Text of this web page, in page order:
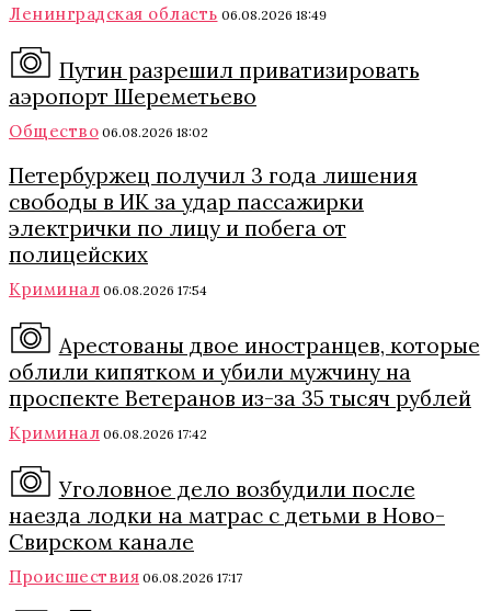
Ленинградская область 06.08.2026 18:49
Путин разрешил приватизировать
аэропорт Шереметьево
Общество 06.08.2026 18:02
Петербуржец получил 3 года лишения
свободы в ИК за удар пассажирки
электрички по лицу и побега от
полицейских
Криминал 06.08.2026 17:54
Арестованы двое иностранцев, которые
облили кипятком и убили мужчину на
проспекте Ветеранов из-за 35 тысяч рублей
Криминал 06.08.2026 17:42
Уголовное дело возбудили после
наезда лодки на матрас с детьми в Ново-
Свирском канале
Происшествия 06.08.2026 17:17